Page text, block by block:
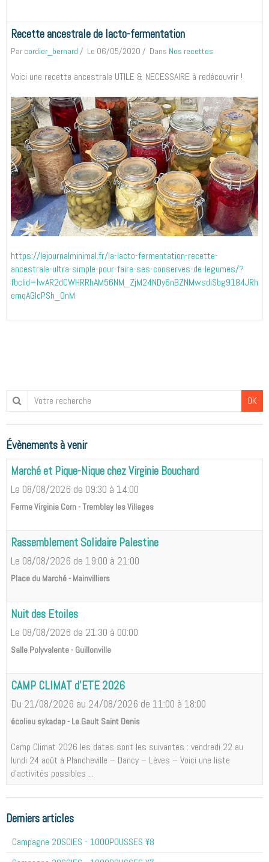
Recette ancestrale de lacto-fermentation
Par cordier_bernard Le 06/05/2020 Dans Nos recettes
Voici une recette ancestrale UTILE & NECESSAIRE à redécouvrir !
https://lejournalminimal.fr/la-lacto-fermentation-recette-
ancestrale-ultra-simple-pour-faire-ses-conserves-de-legumes/?
fbclid=IwAR2dCWHRRhAM56NM_ZjM24NDy6nBZNMwsdiSbg9184JRh
emqAGIcPSh_OnM
OK
Évènements à venir
Marché et Pique-Nique chez Virginie Bouchard
Le 08/08/2026 de 09:30 à 14:00
Ferme Virginia Corn - Tremblay les Villages
Rassemblement Solidaire Palestine
Le 08/08/2026 de 19:00 à 21:00
Place du Marché - Mainvilliers
Nuit des Etoiles
Le 08/08/2026 de 21:30 à 00:00
Salle Polyvalente - Guillonville
CAMP CLIMAT d'ETE 2026
Du 21/08/2026 au 24/08/2026 de 11:00 à 18:00
écolieu sykadap - Le Gault Saint Denis
Camp Climat 2026 les dates sont les suivantes : vendredi 22 au
lundi 24 août à Plancheville – Dancy – Lèves – Voici une liste
d'activités possibles ...
Derniers articles
Campagne 20SCIES - 1OOOPOUSSES ¥8